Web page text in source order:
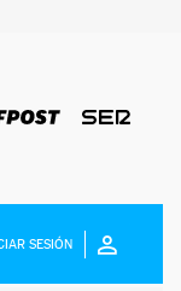
SESIÓN